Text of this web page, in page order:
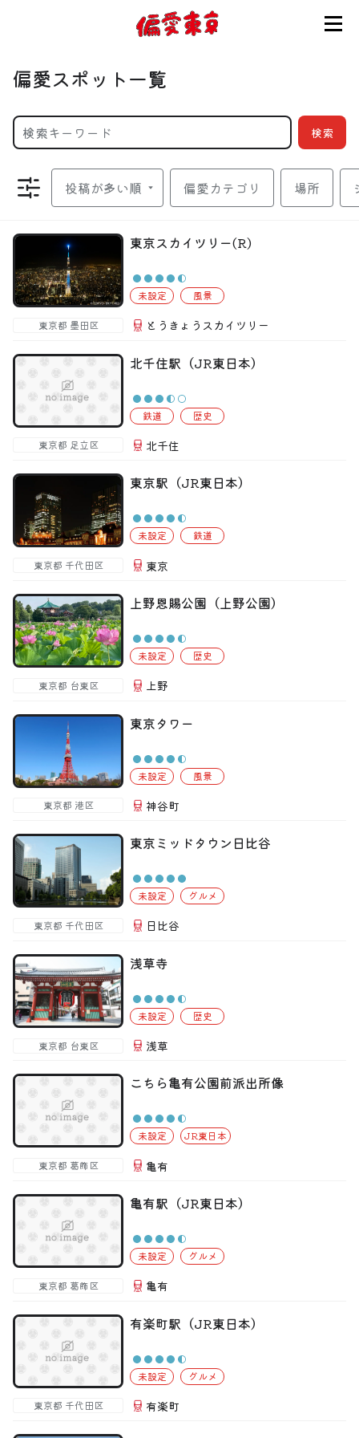
ログイン
会員登録
お知らせ
偏愛コミュニティ
投稿
偏愛記事
偏愛人
偏愛スポット
偏愛スポット一覧
検索
偏愛カテゴリ 場所
東京スカイツリー(R)
未設定 風景
東京都 墨田区 とうきょうスカイツリー
北千住駅（JR東日本）
鉄道 歴史
東京都 足立区 北千住
東京駅（JR東日本）
未設定 鉄道
東京都 千代田区 東京
上野恩賜公園（上野公園）
未設定 歴史
東京都 台東区 上野
東京タワー
未設定 風景
東京都 港区 神谷町
東京ミッドタウン日比谷
未設定 グルメ
東京都 千代田区 日比谷
浅草寺
未設定 歴史
東京都 台東区 浅草
こちら亀有公園前派出所像
未設定 JR東日本
東京都 葛飾区 亀有
亀有駅（JR東日本）
未設定 グルメ
東京都 葛飾区 亀有
有楽町駅（JR東日本）
未設定 グルメ
東京都 千代田区 有楽町